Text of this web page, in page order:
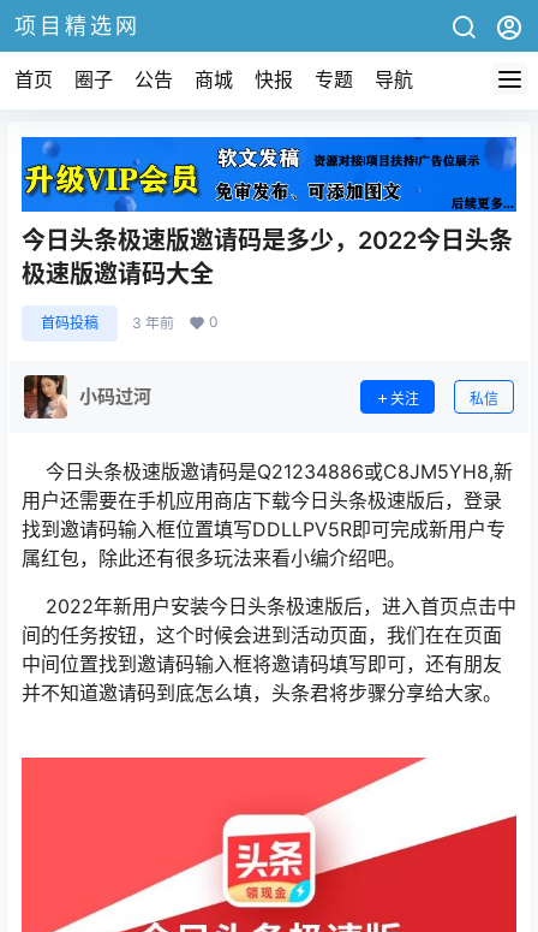
项目精选网
首页 圈子 公告 商城 快报 专题 导航
今日头条极速版邀请码是多少，2022今日头条
极速版邀请码大全
首码投稿 3 年前 0
小码过河 关注 私信
今日头条极速版邀请码是Q21234886或C8JM5YH8,新
用户还需要在手机应用商店下载今日头条极速版后，登录
找到邀请码输入框位置填写DDLLPV5R即可完成新用户专
属红包，除此还有很多玩法来看小编介绍吧。
2022年新用户安装今日头条极速版后，进入首页点击中
间的任务按钮，这个时候会进到活动页面，我们在在页面
中间位置找到邀请码输入框将邀请码填写即可，还有朋友
并不知道邀请码到底怎么填，头条君将步骤分享给大家。